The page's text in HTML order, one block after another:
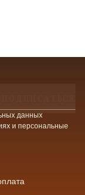
данных
и персональные